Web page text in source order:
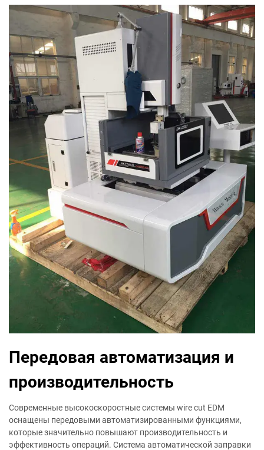
Передовая автоматизация и
производительность
Современные высокоскоростные системы wire cut EDM
оснащены передовыми автоматизированными функциями,
которые значительно повышают производительность и
эффективность операций. Система автоматической заправки